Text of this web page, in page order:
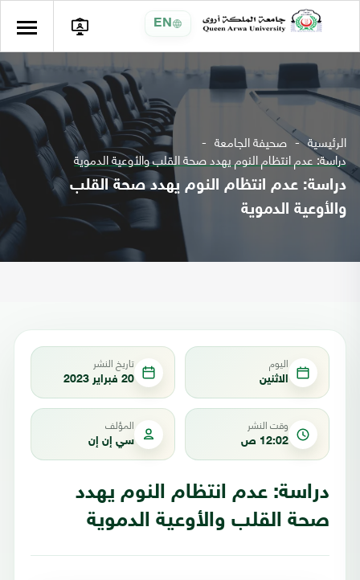
EN
الرئيسية صحيفة الجامعة
دراسة: عدم انتظام النوم يهدد صحة القلب والأوعية الدموية
دراسة: عدم انتظام النوم يهدد صحة القلب
والأوعية الدموية
اليوم
الاثنين
تاريخ النشر
20 فبراير 2023
وقت النشر
12:02 ص
المؤلف
سي إن إن
دراسة: عدم انتظام النوم يهدد
صحة القلب والأوعية الدموية